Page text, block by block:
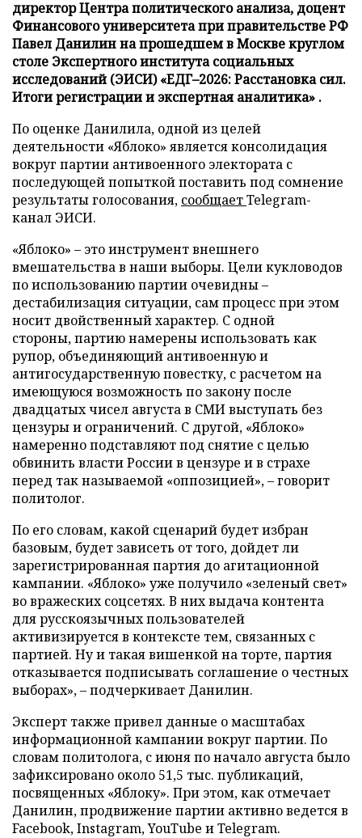
директор Центра политического анализа, доцент
Финансового университета при правительстве РФ
Павел Данилин на прошедшем в Москве круглом
столе Экспертного института социальных
исследований (ЭИСИ) «ЕДГ–2026: Расстановка сил.
Итоги регистрации и экспертная аналитика» .
По оценке Данилила, одной из целей
деятельности «Яблоко» является консолидация
вокруг партии антивоенного электората с
последующей попыткой поставить под сомнение
результаты голосования, сообщаетTelegram-
канал ЭИСИ.
«Яблоко» – это инструмент внешнего
вмешательства в наши выборы. Цели кукловодов
по использованию партии очевидны –
дестабилизация ситуации, сам процесс при этом
носит двойственный характер. С одной
стороны, партию намерены использовать как
рупор, объединяющий антивоенную и
антигосударственную повестку, с расчетом на
имеющуюся возможность по закону после
двадцатых чисел августа в СМИ выступать без
цензуры и ограничений. С другой, «Яблоко»
намеренно подставляют под снятие с целью
обвинить власти России в цензуре и в страхе
перед так называемой «оппозицией», – говорит
политолог.
По его словам, какой сценарий будет избран
базовым, будет зависеть от того, дойдет ли
зарегистрированная партия до агитационной
кампании. «Яблоко» уже получило «зеленый свет»
во вражеских соцсетях. В них выдача контента
для русскоязычных пользователей
активизируется в контексте тем, связанных с
партией. Ну и такая вишенкой на торте, партия
отказывается подписывать соглашение о честных
выборах», – подчеркивает Данилин.
Эксперт также привел данные о масштабах
информационной кампании вокруг партии. По
словам политолога, с июня по начало августа было
зафиксировано около 51,5 тыс. публикаций,
посвященных «Яблоку». При этом, как отмечает
Данилин, продвижение партии активно ведется в
Facebook, Instagram, YouTube и Telegram.